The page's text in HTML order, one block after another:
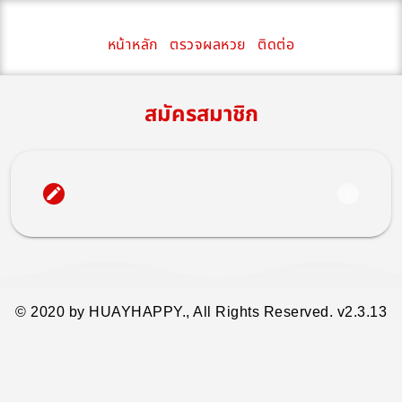
หน้าหลัก ตรวจผลหวย ติดต่อ
สมัครสมาชิก
© 2020 by HUAYHAPPY., All Rights Reserved. v2.3.13